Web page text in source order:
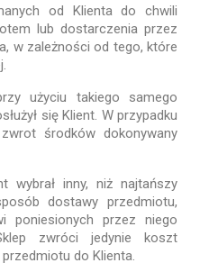
od Klienta do chwili
lub dostarczenia przez
w zależności od tego, które
użyciu takiego samego
się Klient. W przypadku
środków dokonywany
wybrał inny, niż najtańszy
dostawy przedmiotu,
poniesionych przez niego
zwróci jedynie koszt
do Klienta.